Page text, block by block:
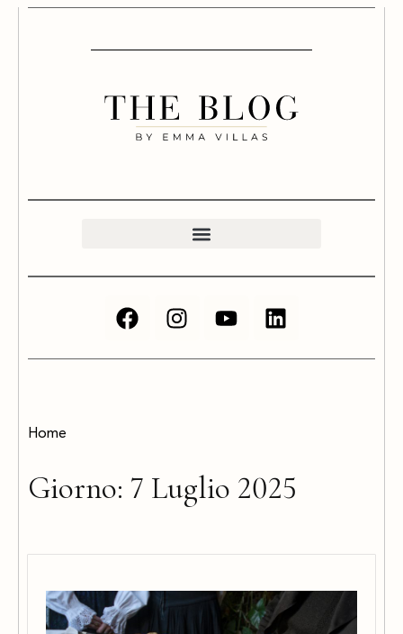
Home
Giorno: 7 Luglio 2025